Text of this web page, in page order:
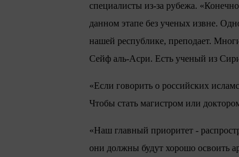
специалисты из-за рубежа.
данном этапе без ученых извне.
нашей республике, преподает.
Сейф аль-Асри. Есть ученый из
«Если говорить о российских
Чтобы стать магистром или
«Наш главный приоритет -
они должны будут хорошо освоить